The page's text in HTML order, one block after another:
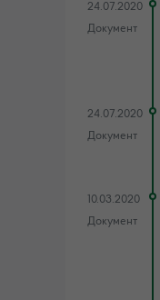
24.07.2020
Документ
24.07.2020
Документ
10.03.2020
Документ